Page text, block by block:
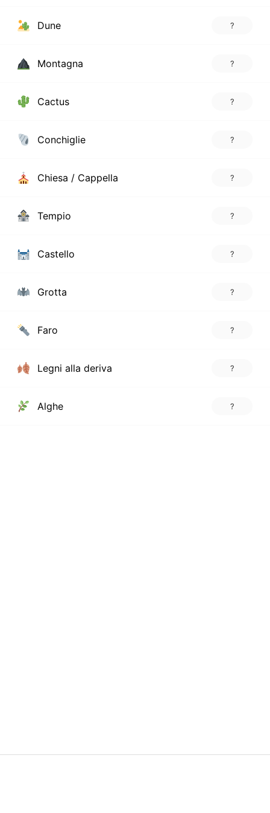
Dune ?
Montagna ?
Cactus ?
Conchiglie ?
Chiesa / Cappella ?
Tempio ?
Castello ?
Grotta ?
Faro ?
Legni alla deriva ?
Alghe ?